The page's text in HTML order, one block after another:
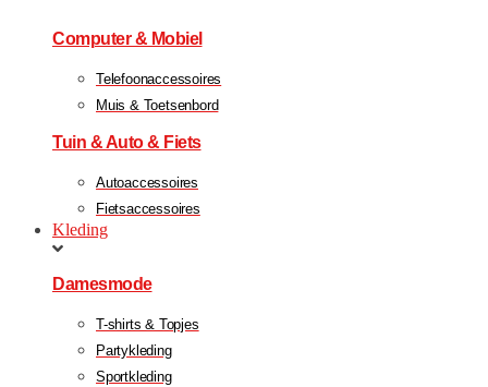
Computer & Mobiel
Telefoonaccessoires
Muis & Toetsenbord
Tuin & Auto & Fiets
Autoaccessoires
Fietsaccessoires
Kleding
Damesmode
T-shirts & Topjes
Partykleding
Sportkleding